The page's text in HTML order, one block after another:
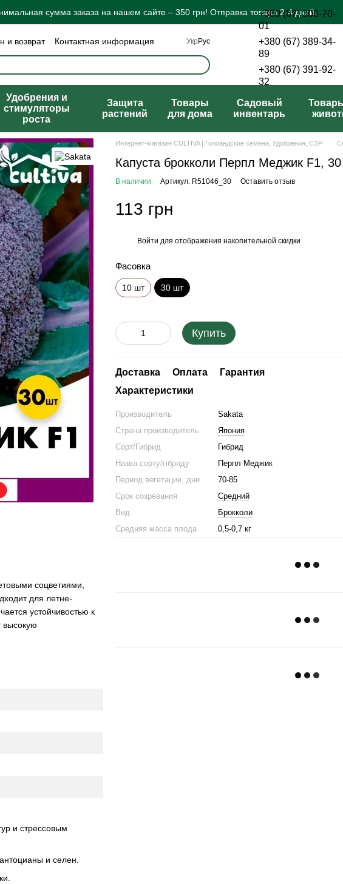
сумма заказа на нашем сайте – 350 грн! Отправка товара 2-4 дней.
и возврат
Контактная информация
Отзывы о магазине
Укр Рус
+380 (67) 300-70-
01
+380 (67) 389-34-
89
+380 (67) 391-92-
32
Удобрения и
стимуляторы
роста
Защита
растений
Товары
для дома
Cадовый
инвентарь
соцветиями,
для летне-
устойчивостью к
высокую
и стрессовым
и селен.
Интернет-магазин CULTIVA | Голландские семена, Удобрения, СЗР
Капуста брокколи Перпл Меджик F1,
В наличии Артикул: R51046_30 Оставить отзыв
113 грн
Войти для отображения накопительной скидки
Фасовка
10 шт 30 шт
Купить
Доставка Оплата
Гарантия
Характеристики
Производитель
Sakata
Страна производитель
Япония
Сорт/Гибрид
Гибрид
Назва сорту/гібриду
Перпл Меджик
Период вегетации, дни
70-85
Срок созревания
Средний
Вид
Брокколи
Средняя масса плода
0,5-0,7 кг